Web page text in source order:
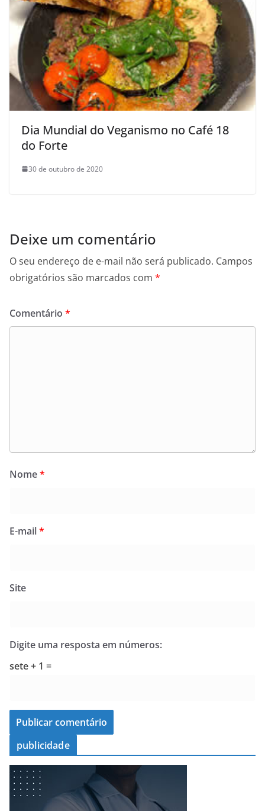
Dia Mundial do Veganismo no Café 18
do Forte
30 de outubro de 2020
Deixe um comentário
O seu endereço de e-mail não será publicado. Campos
obrigatórios são marcados com *
Comentário *
Nome*
E-mail*
Site
Digite uma resposta em números:
sete + 1 =
publicidade